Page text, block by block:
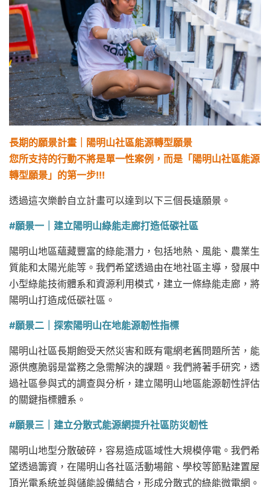
長期的願景計畫 陽明山社區能源轉型願景
您所支持的行動不將是單一性案例，而是「陽明山社區能源
轉型願景」的第一步!!!
透過這次樂齡自立計畫可以達到以下三個長遠願景。
#願景一｜建立陽明山綠能走廊打造低碳社區
陽明山地區蘊藏豐富的綠能潛力，包括地熱、風能、農業生
質能和太陽光能等。我們希望透過由在地社區主導，發展中
小型綠能技術體系和資源利用模式，建立一條綠能走廊，將
陽明山打造成低碳社區。
#願景二｜探索陽明山在地能源韌性指標
陽明山社區長期飽受天然災害和既有電網老舊問題所苦，能
源供應脆弱是當務之急需解決的課題。我們將著手研究，透
過社區參與式的調查與分析，建立陽明山地區能源韌性評估
的關鍵指標體系。
#願景三 ｜建立分散式能源網提升社區防災韌性
陽明山地型分散破碎，容易造成區域性大規模停電。我們希
望透過籌資，在陽明山各社區活動場館、學校等節點建置屋
頂光電系統並與儲能設備結合，形成分散式的綠能微電網。